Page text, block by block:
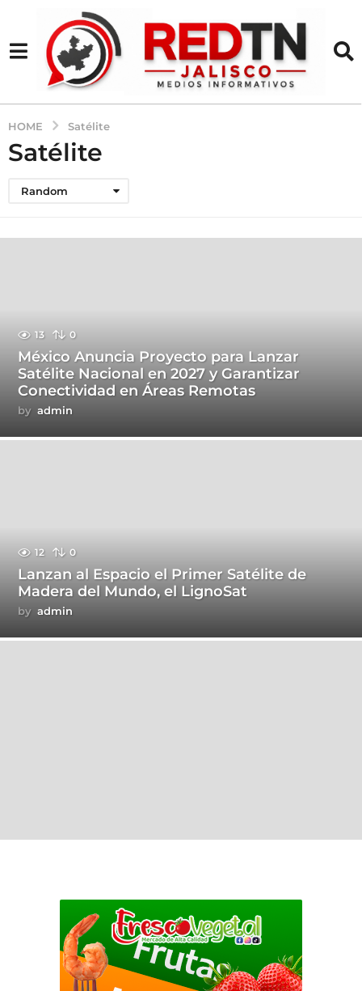
HOME Satélite
Satélite
Random
13 0
México Anuncia Proyecto para Lanzar
Satélite Nacional en 2027 y Garantizar
Conectividad en Áreas Remotas
by admin
12 0
Lanzan al Espacio el Primer Satélite de
Madera del Mundo, el LignoSat
by admin